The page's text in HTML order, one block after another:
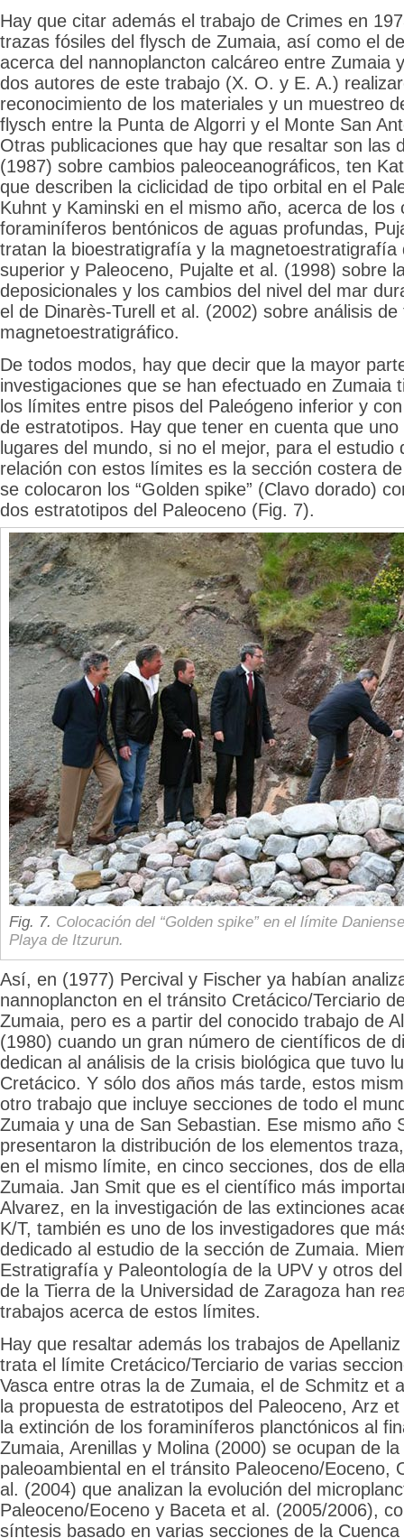
Hay que citar además el trabajo de Crimes en
trazas fósiles del flysch de Zumaia, así como el
acerca del nannoplancton calcáreo entre Zumaia
dos autores de este trabajo (X. O. y E. A.)
reconocimiento de los materiales y un muestreo
flysch entre la Punta de Algorri y el Monte San
Otras publicaciones que hay que resaltar son las
(1987) sobre cambios paleoceanográficos, ten
que describen la ciclicidad de tipo orbital en el
Kuhnt y Kaminski en el mismo año, acerca de los
foraminíferos bentónicos de aguas profundas,
tratan la bioestratigrafía y la magnetoestratigrafía
superior y Paleoceno, Pujalte et al. (1998) sobre
deposicionales y los cambios del nivel del mar
el de Dinarès-Turell et al. (2002) sobre análisis de
magnetoestratigráfico.
De todos modos, hay que decir que la mayor
investigaciones que se han efectuado en Zumaia
los límites entre pisos del Paleógeno inferior y
de estratotipos. Hay que tener en cuenta que
lugares del mundo, si no el mejor, para el estudio
relación con estos límites es la sección costera
se colocaron los “Golden spike” (Clavo dorado)
dos estratotipos del Paleoceno (Fig. 7).
Fig. 7. Colocación del “Golden spike” en el límite
Playa de Itzurun.
Así, en (1977) Percival y Fischer ya habían
nannoplancton en el tránsito Cretácico/Terciario
Zumaia, pero es a partir del conocido trabajo de
(1980) cuando un gran número de científicos de
dedican al análisis de la crisis biológica que tuvo
Cretácico. Y sólo dos años más tarde, estos
otro trabajo que incluye secciones de todo el
Zumaia y una de San Sebastian. Ese mismo año
presentaron la distribución de los elementos
en el mismo límite, en cinco secciones, dos de
Zumaia. Jan Smit que es el científico más
Alvarez, en la investigación de las extinciones
K/T, también es uno de los investigadores que
dedicado al estudio de la sección de Zumaia.
Estratigrafía y Paleontología de la UPV y otros
de la Tierra de la Universidad de Zaragoza han
trabajos acerca de estos límites.
Hay que resaltar además los trabajos de
trata el límite Cretácico/Terciario de varias
Vasca entre otras la de Zumaia, el de Schmitz et
la propuesta de estratotipos del Paleoceno, Arz
la extinción de los foraminíferos planctónicos al
Zumaia, Arenillas y Molina (2000) se ocupan de
paleoambiental en el tránsito Paleoceno/Eoceno,
al. (2004) que analizan la evolución del
Paleoceno/Eoceno y Baceta et al. (2005/2006),
síntesis basado en varias secciones de la